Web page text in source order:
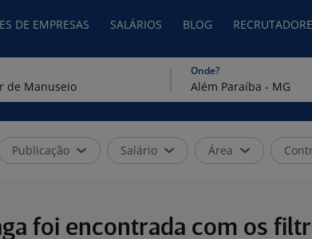
DE EMPRESAS SALÁRIOS BLOG
Onde?
Publicação Salário Área
foi encontrada com os